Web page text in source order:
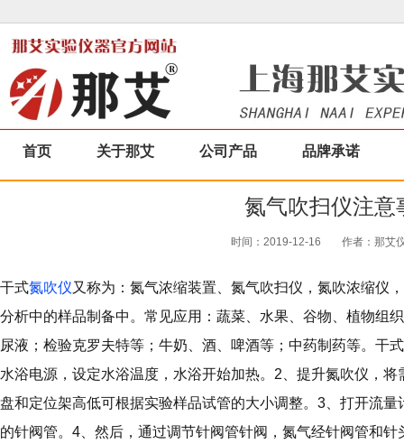
首页 关于那艾 公司产品 品牌承诺
氮气吹扫仪注意
时间：2019-12-16 作者：那艾
干式氮吹仪又称为：氮气浓缩装置、氮气吹扫仪，氮吹浓缩仪
分析中的样品制备中。常见应用：蔬菜、水果、谷物、植物组
尿液；检验克罗夫特等；牛奶、酒、啤酒等；中药制药等。干
水浴电源，设定水浴温度，水浴开始加热。2、提升氮吹仪，
盘和定位架高低可根据实验样品试管的大小调整。3、打开流
的针阀管。4、然后，通过调节针阀管针阀，氮气经针阀管和